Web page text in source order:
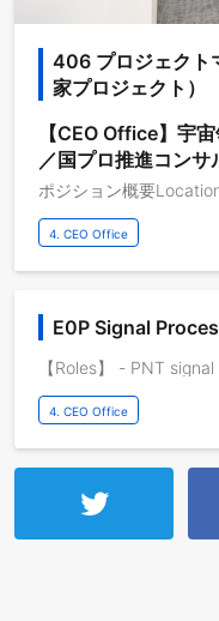
406 プロジェクト
家プロジェクト）
【CEO Office】宇
／国プロ推進コンサ
4. CEO Office
E0P Signal
4. CEO Office